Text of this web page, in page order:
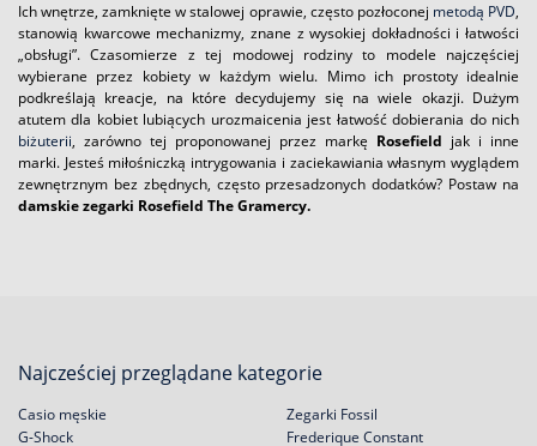
Ich wnętrze, zamknięte w stalowej oprawie, często pozłoconej metodą PVD,
stanowią kwarcowe mechanizmy, znane z wysokiej dokładności i łatwości
„obsługi”. Czasomierze z tej modowej rodziny to modele najczęściej
wybierane przez kobiety w każdym wielu. Mimo ich prostoty idealnie
podkreślają kreacje, na które decydujemy się na wiele okazji. Dużym
atutem dla kobiet lubiących urozmaicenia jest łatwość dobierania do nich
biżuterii, zarówno tej proponowanej przez markę Rosefield jak i inne
marki. Jesteś miłośniczką intrygowania i zaciekawiania własnym wyglądem
zewnętrznym bez zbędnych, często przesadzonych dodatków? Postaw na
damskie zegarki Rosefield The Gramercy.
Najcześciej przeglądane kategorie
Casio męskie
G-Shock
Zegarki Fossil
Frederique Constant